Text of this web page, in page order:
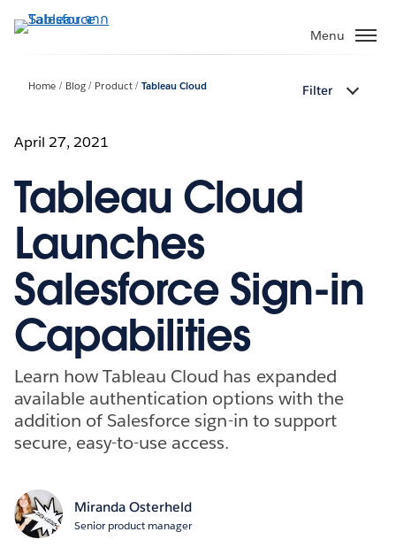
ไป
Menu
Home Blog Product Tableau Cloud Filter
April 27, 2021
Tableau Cloud
Launches
Salesforce Sign-in
Capabilities
Learn how Tableau Cloud has expanded
available authentication options with the
addition of Salesforce sign-in to support
secure, easy-to-use access.
Miranda Osterheld
Senior product manager